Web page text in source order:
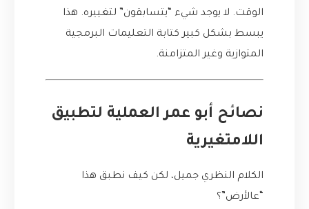
الوقت. لا يوجد شيء “يتسابقون” لتغييره. هذا
يبسط بشكل كبير كتابة التعليمات البرمجية
المتوازية وغير المتزامنة.
نصائح أبو عمر العملية لتطبيق
اللامتغيرية
الكلام النظري جميل، لكن كيف نطبق هذا
“عالأرض”؟